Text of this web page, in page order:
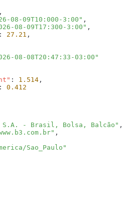
08-09T10:000-3:00"
08-09T17:300-3:00"
: 27.21
: 1.514
:
S.A. - Brasil, Bolsa, Balcão"